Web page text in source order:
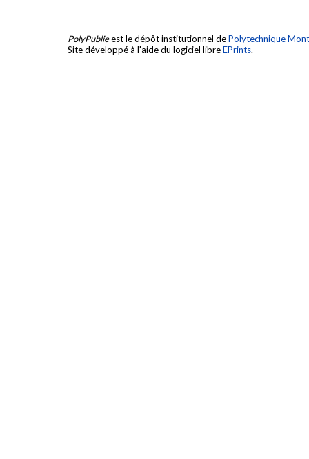
PolyPublieest le dépôt institutionnel dePolytechnique
Site développé à l'aide du logiciel libreEPrints.